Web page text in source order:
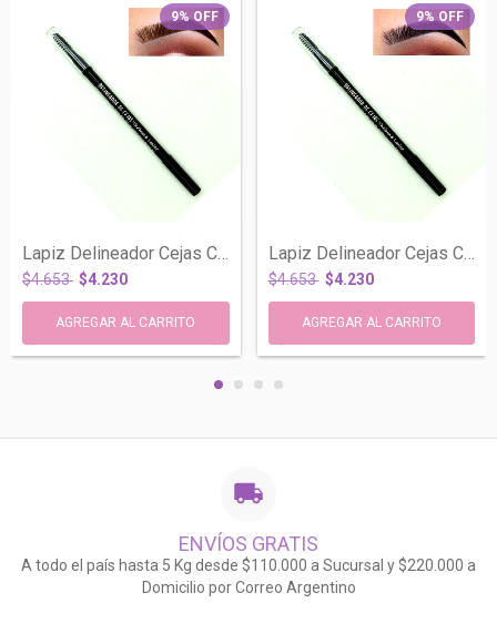
9%OFF
$4.653 $4.230
9% OFF
Lapiz Delineador Cejas Con Cepillo Negro...
$4.653 $4.230
ENVÍOS GRATIS
A todo el país hasta 5 Kg desde $110.000 a Sucursal y $220.000 a
Domicilio por Correo Argentino